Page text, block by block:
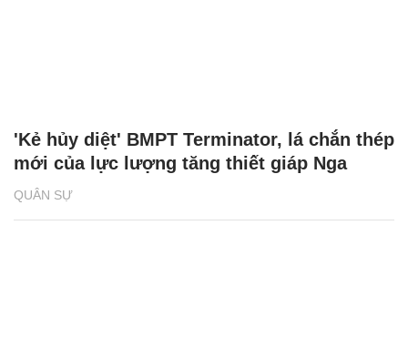
QUÂN SỰ
'Kẻ hủy diệt' BMPT Terminator, lá chắn thép
mới của lực lượng tăng thiết giáp Nga